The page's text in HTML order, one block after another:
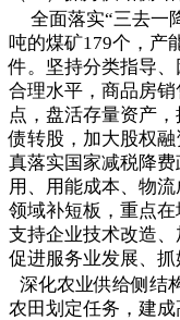
全面落实“三去一
吨的煤矿179个，产
件。坚持分类指导
合理水平，商品房
点，盘活存量资产
债转股，加大股权
真落实国家减税降
用、用能成本、物
领域补短板，重点
支持企业技术改造
促进服务业发展、抓
深化农业供给侧结
农田划定任务，建